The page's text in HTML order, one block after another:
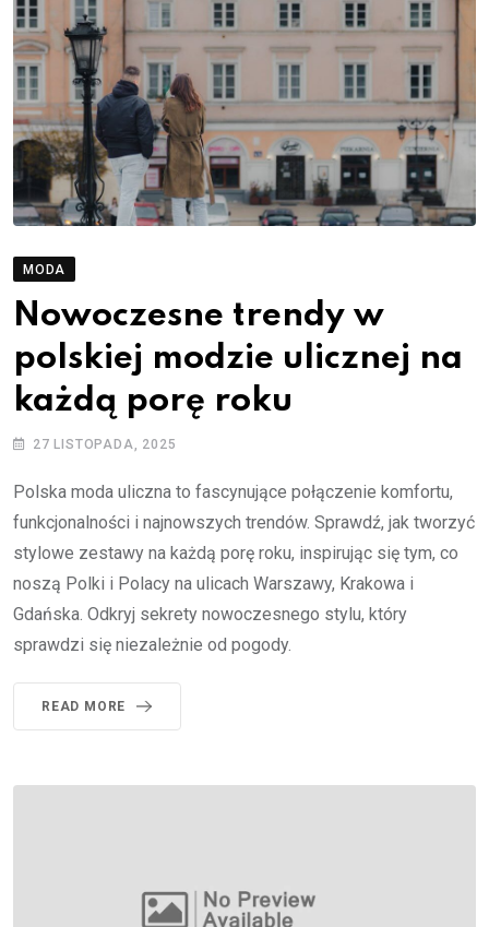
MODA
Nowoczesne trendy w
polskiej modzie ulicznej na
każdą porę roku
27 LISTOPADA, 2025
Polska moda uliczna to fascynujące połączenie komfortu,
funkcjonalności i najnowszych trendów. Sprawdź, jak tworzyć
stylowe zestawy na każdą porę roku, inspirując się tym, co
noszą Polki i Polacy na ulicach Warszawy, Krakowa i
Gdańska. Odkryj sekrety nowoczesnego stylu, który
sprawdzi się niezależnie od pogody.
READ MORE